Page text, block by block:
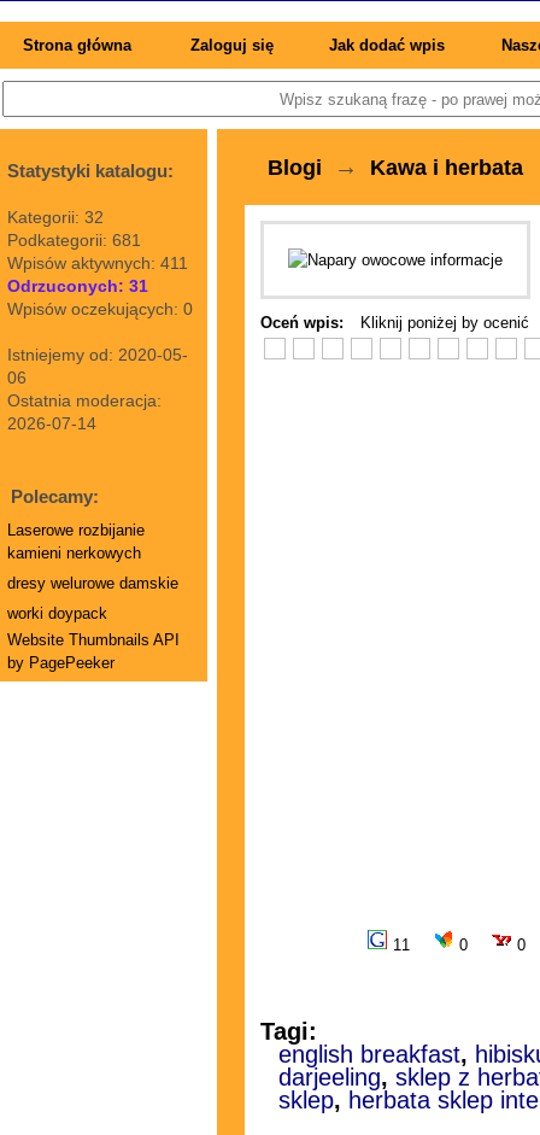
Strona główna Zaloguj się Jak dodać wpis
Statystyki katalogu:
Kategorii: 32
Podkategorii: 681
Wpisów aktywnych: 411
Odrzuconych: 31
Wpisów oczekujących: 0
Istniejemy od: 2020-05-
06
Ostatnia moderacja:
2026-07-14
Polecamy:
Laserowe rozbijanie
kamieni nerkowych
dresy welurowe damskie
worki doypack
Website Thumbnails API
by PagePeeker
Blogi → Kawa i herbata
Oceń wpis: Kliknij poniżej by ocenić
11 0 0
Tagi:
english breakfast,
darjeeling, sklep z
sklep, herbata sklep